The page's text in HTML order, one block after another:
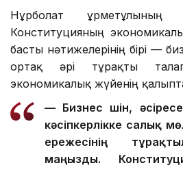
Нұрболат
Конституцияның
басты нәтижелерінің бірі —
ортақ әрі тұрақты
экономикалық жүйенің
— Бизнес үшін,
кәсіпкерлікке салық
ережесінің
маңызды.